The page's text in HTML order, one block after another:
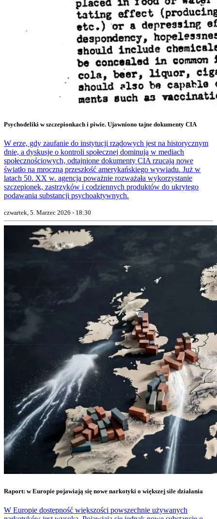
Psychodeliki w szczepionkach i piwie. Ujawniono tajne dokumenty CIA
W erze, gdy zaufanie do instytucji rządowych jest na historycznym
dnie, a dyskusje o kontroli społecznej dominują w mediach
społecznościowych, odtajnione dokumenty CIA rzucają nowe
światło na mroczną przeszłość amerykańskiego wywiadu. Już w
latach 50. XX w. agencja poważnie rozważała wykorzystanie
szczepionek, zastrzyków i codziennych produktów do ukrytego
podawania substancji psychoaktywnych.
czwartek, 5. Marzec 2026 - 18:30
Raport: w Europie pojawiają się nowe narkotyki o większej sile działania
W Europie dostępność większości powszechnie używanych